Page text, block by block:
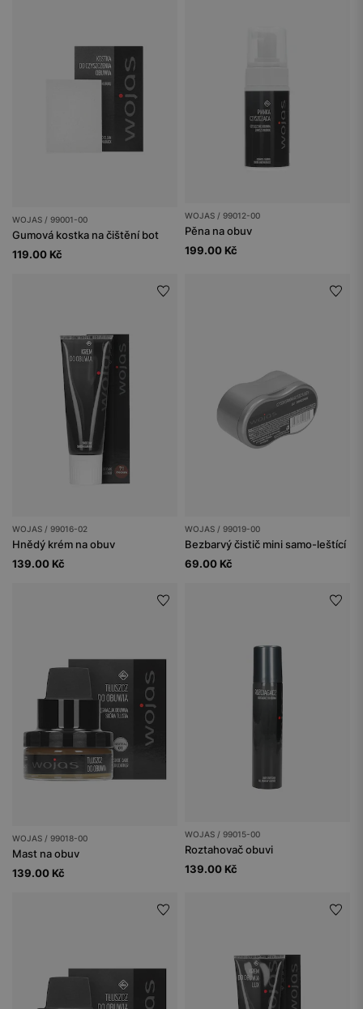
WOJAS / 99001-00
Gumová kostka na čištění bot
119.00 Kč
WOJAS / 99012-00
Pěna na obuv
199.00 Kč
WOJAS / 99016-02
Hnědý krém na obuv
139.00 Kč
WOJAS / 99019-00
Bezbarvý čistič mini samo-leštící
69.00 Kč
WOJAS / 99018-00
Mast na obuv
139.00 Kč
WOJAS / 99015-00
Roztahovač obuvi
139.00 Kč